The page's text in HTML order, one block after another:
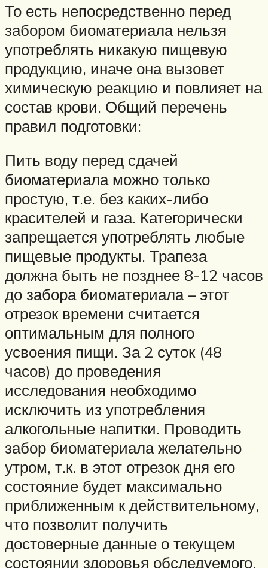
То есть непосредственно перед
забором биоматериала нельзя
употреблять никакую пищевую
продукцию, иначе она вызовет
химическую реакцию и повлияет на
состав крови. Общий перечень
правил подготовки:
Пить воду перед сдачей
биоматериала можно только
простую, т.е. без каких-либо
красителей и газа. Категорически
запрещается употреблять любые
пищевые продукты. Трапеза
должна быть не позднее 8-12 часов
до забора биоматериала – этот
отрезок времени считается
оптимальным для полного
усвоения пищи. За 2 суток (48
часов) до проведения
исследования необходимо
исключить из употребления
алкогольные напитки. Проводить
забор биоматериала желательно
утром, т.к. в этот отрезок дня его
состояние будет максимально
приближенным к действительному,
что позволит получить
достоверные данные о текущем
состоянии здоровья обследуемого.